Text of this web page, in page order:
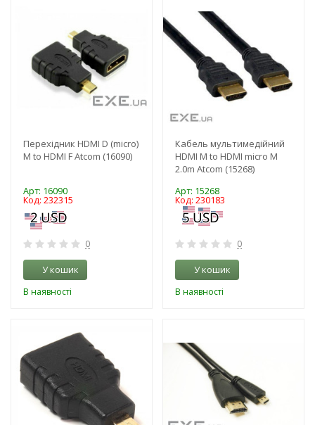
Перехідник HDMI D (micro)
M to HDMI F Atcom (16090)
Арт: 16090
Код: 232315
0
У кошик
В наявності
Кабель мультимедійний
HDMI M to HDMI micro M
2.0m Atcom (15268)
Арт: 15268
Код: 230183
0
У кошик
В наявності